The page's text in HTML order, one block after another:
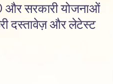
सरकारी योजनाओं
दस्तावेज़ और लेटेस्ट